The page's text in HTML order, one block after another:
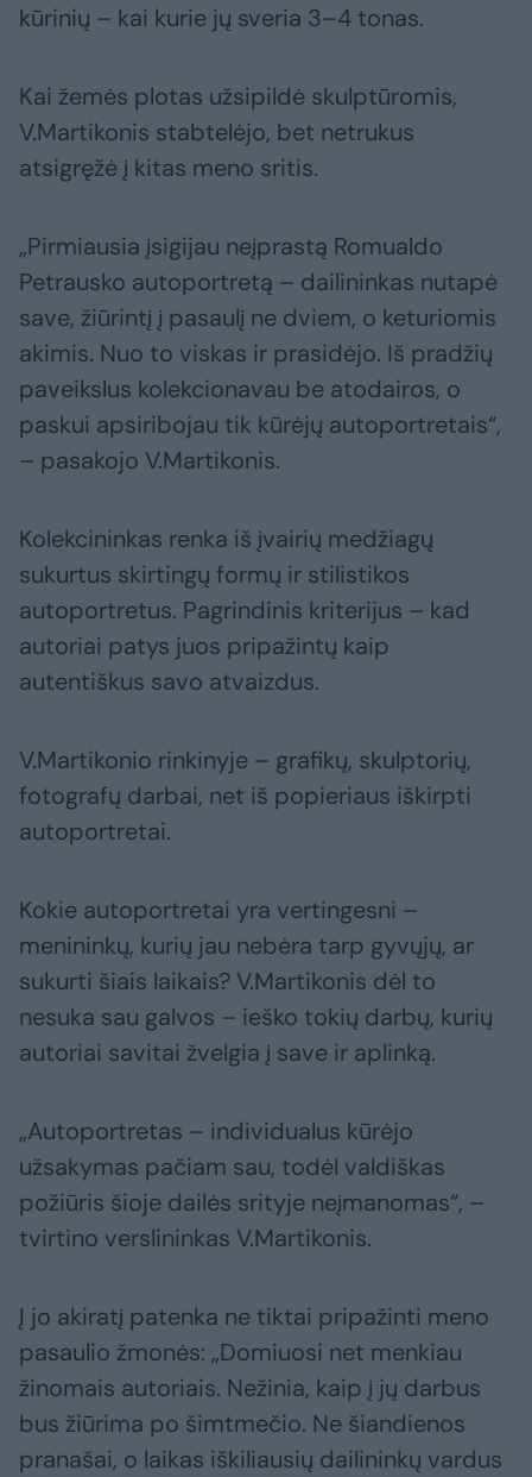
kūrinių – kai kurie jų sveria 3–4 tonas.
Kai žemės plotas užsipildė skulptūromis,
V.Martikonis stabtelėjo, bet netrukus
atsigręžė į kitas meno sritis.
„Pirmiausia įsigijau neįprastą Romualdo
Petrausko autoportretą – dailininkas nutapė
save, žiūrintį į pasaulį ne dviem, o keturiomis
akimis. Nuo to viskas ir prasidėjo. Iš pradžių
paveikslus kolekcionavau be atodairos, o
paskui apsiribojau tik kūrėjų autoportretais“,
– pasakojo V.Martikonis.
Kolekcininkas renka iš įvairių medžiagų
sukurtus skirtingų formų ir stilistikos
autoportretus. Pagrindinis kriterijus – kad
autoriai patys juos pripažintų kaip
autentiškus savo atvaizdus.
V.Martikonio rinkinyje – grafikų, skulptorių,
fotografų darbai, net iš popieriaus iškirpti
autoportretai.
Kokie autoportretai yra vertingesni –
menininkų, kurių jau nebėra tarp gyvųjų, ar
sukurti šiais laikais? V.Martikonis dėl to
nesuka sau galvos – ieško tokių darbų, kurių
autoriai savitai žvelgia į save ir aplinką.
„Autoportretas – individualus kūrėjo
užsakymas pačiam sau, todėl valdiškas
požiūris šioje dailės srityje neįmanomas“, –
tvirtino verslininkas V.Martikonis.
Į jo akiratį patenka ne tiktai pripažinti meno
pasaulio žmonės: „Domiuosi net menkiau
žinomais autoriais. Nežinia, kaip į jų darbus
bus žiūrima po šimtmečio. Ne šiandienos
pranašai, o laikas iškiliausių dailininkų vardus